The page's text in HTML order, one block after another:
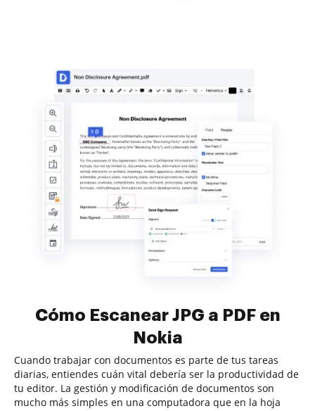
Cómo Escanear JPG a PDF en
Nokia
Cuando trabajar con documentos es parte de tus tareas
diarias, entiendes cuán vital debería ser la productividad de
tu editor. La gestión y modificación de documentos son
mucho más simples en una computadora que en la hoja